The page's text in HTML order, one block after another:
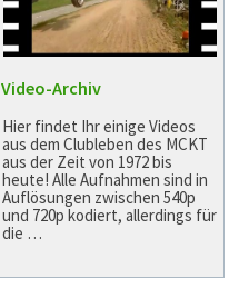
Video-Archiv
Hier findet Ihr einige Videos
aus dem Clubleben des MCKT
aus der Zeit von 1972 bis
heute! Alle Aufnahmen sind in
Auflösungen zwischen 540p
und 720p kodiert, allerdings für
die …